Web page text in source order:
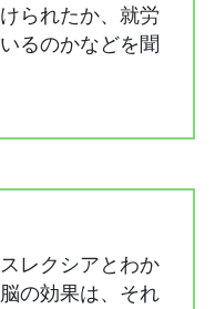
られたか、就労
るのかなどを聞
レクシアとわか
の効果は、それ